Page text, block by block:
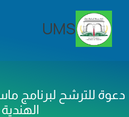
المحتوى
UMS
دعوة للترشح لبرنامج
الهندية